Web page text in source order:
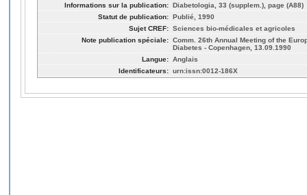
Informations sur la publication: Diabetologia, 33 (supplem.), page (A88)
Statut de publication: Publié, 1990
Sujet CREF: Sciences bio-médicales et agricoles
Note publication spéciale: Comm. 26th Annual Meeting of the
Diabetes - Copenhagen, 13.09.1990
Langue: Anglais
Identificateurs: urn:issn:0012-186X